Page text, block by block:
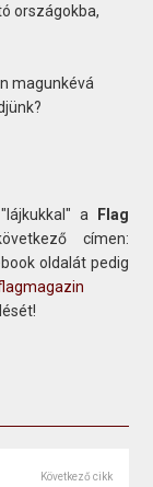
országokba,
magunkévá
a
Flag
címen:
oldalát pedig
Következő cikk